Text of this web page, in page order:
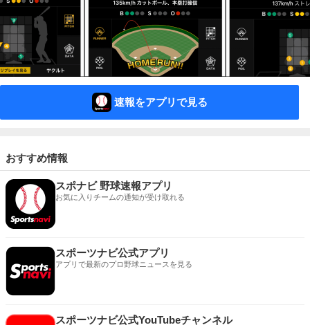
速報をアプリで見る
おすすめ情報
スポナビ 野球速報アプリ
お気に入りチームの通知が受け取れる
スポーツナビ公式アプリ
アプリで最新のプロ野球ニュースを見る
スポーツナビ公式YouTubeチャンネル